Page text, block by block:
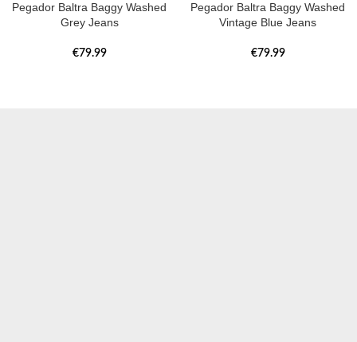
Pegador Baltra Baggy Washed
Grey Jeans
€79.99
Pegador Baltra Baggy Washed
Vintage Blue Jeans
€79.99